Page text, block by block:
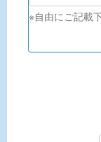
※自由にご記載